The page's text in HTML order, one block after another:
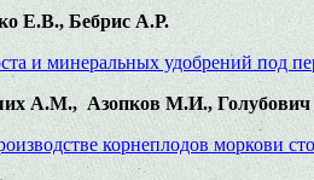
Е.В., Бебрис А.Р.
и минеральных удобрений под
А.М., Азопков М.И.,
корнеплодов моркови